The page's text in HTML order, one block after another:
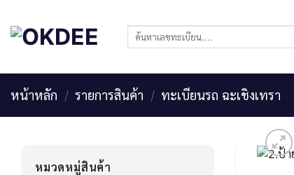
content
ค้นหา:
หน้าหลัก / รายการสินค้า / ทะเบียนรถ ฉะเชิงเทรา
หมวดหมู่สินค้า